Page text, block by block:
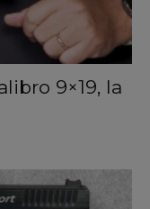
9×19, la